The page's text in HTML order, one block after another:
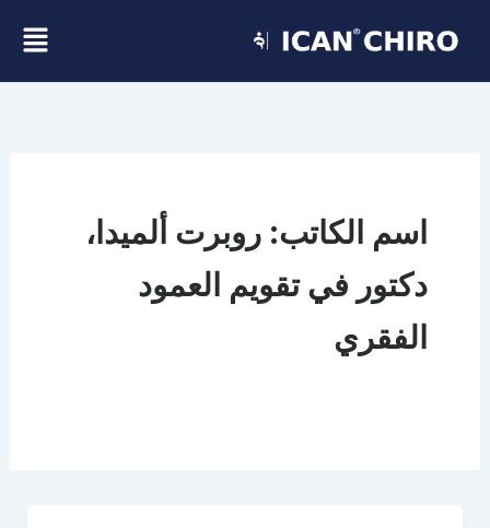
اسم الكاتب: روبرت ألميدا،
دكتور في تقويم العمود
الفقري